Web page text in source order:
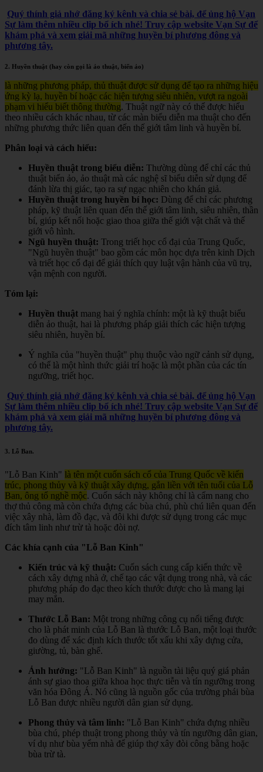
Quý thính giả nhớ đăng ký kênh và chia sẻ bài, để ủng hộ Vạn
Sự làm thêm nhiều clip bổ ích nhé! Truy cập website Vạn Sự để
khám phá và xem giải mã những huyền bí phương đông và
phương tây.
2. Huyền thuật (hay còn gọi là ảo thuật, biến ảo)
là những phương pháp, thủ thuật được sử dụng để tạo ra những hiệu
ứng kỳ lạ, huyền bí hoặc các hiện tượng siêu nhiên, vượt ra ngoài
phạm vi hiểu biết thông thường. Thuật ngữ này có thể được hiểu
theo nhiều cách khác nhau, từ các màn biểu diễn ma thuật cho đến
những phương thức liên quan đến thế giới tâm linh và huyền bí.
Phân loại và cách hiểu:
Huyền thuật trong biểu diễn: Thường dùng để chỉ các thủ
thuật biến ảo, ảo thuật mà các nghệ sĩ biểu diễn sử dụng để
đánh lừa thị giác, tạo ra sự ngạc nhiên cho khán giả.
Huyền thuật trong huyền bí học: Dùng để chỉ các phương
pháp, kỹ thuật liên quan đến thế giới tâm linh, siêu nhiên, thần
bí, giúp kết nối hoặc giao thoa giữa thế giới vật chất và thế
giới vô hình.
Ngũ huyền thuật: Trong triết học cổ đại của Trung Quốc,
"Ngũ huyền thuật" bao gồm các môn học dựa trên kinh Dịch
và triết học cổ đại để giải thích quy luật vận hành của vũ trụ,
vận mệnh con người.
Tóm lại:
Huyền thuật mang hai ý nghĩa chính: một là kỹ thuật biểu
diễn ảo thuật, hai là phương pháp giải thích các hiện tượng
siêu nhiên, huyền bí.
Ý nghĩa của "huyền thuật" phụ thuộc vào ngữ cảnh sử dụng,
có thể là một hình thức giải trí hoặc là một phần của các tín
ngưỡng, triết học.
Quý thính giả nhớ đăng ký kênh và chia sẻ bài, để ủng hộ Vạn
Sự làm thêm nhiều clip bổ ích nhé! Truy cập website Vạn Sự để
khám phá và xem giải mã những huyền bí phương đông và
phương tây.
3. Lỗ Ban.
"Lỗ Ban Kinh" là tên một cuốn sách cổ của Trung Quốc về kiến
trúc, phong thủy và kỹ thuật xây dựng, gắn liền với tên tuổi của Lỗ
Ban, ông tổ nghề mộc. Cuốn sách này không chỉ là cẩm nang cho
thợ thủ công mà còn chứa đựng các bùa chú, phù chú liên quan đến
việc xây nhà, làm đồ đạc, và đôi khi được sử dụng trong các mục
đích tâm linh như trừ tà hoặc đòi nợ.
Các khía cạnh của "Lỗ Ban Kinh"
Kiến trúc và kỹ thuật: Cuốn sách cung cấp kiến thức về
cách xây dựng nhà ở, chế tạo các vật dụng trong nhà, và các
phương pháp đo đạc theo kích thước được cho là mang lại
may mắn.
Thước Lỗ Ban: Một trong những công cụ nổi tiếng được
cho là phát minh của Lỗ Ban là thước Lỗ Ban, một loại thước
đo dùng để xác định kích thước tốt xấu khi xây dựng cửa,
giường, tủ, bàn ghế.
Ảnh hưởng: "Lỗ Ban Kinh" là nguồn tài liệu quý giá phản
ánh sự giao thoa giữa khoa học thực tiễn và tín ngưỡng trong
văn hóa Đông Á. Nó cũng là nguồn gốc của trường phái bùa
Lỗ Ban được nhiều người dân gian sử dụng.
Phong thủy và tâm linh: "Lỗ Ban Kinh" chứa đựng nhiều
bùa chú, phép thuật trong phong thủy và tín ngưỡng dân gian,
ví dụ như bùa yểm nhà để giúp thợ xây đòi công bằng hoặc
bùa trừ tà.